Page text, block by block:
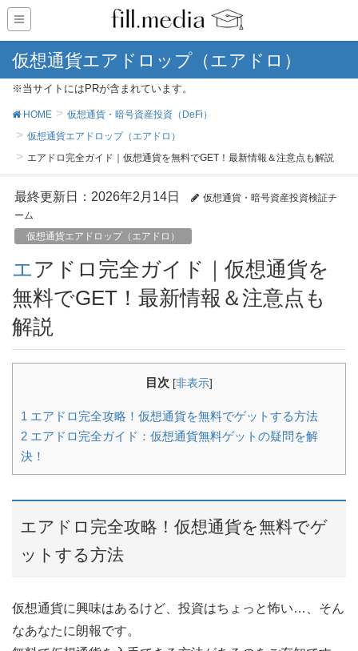
仮想通貨エアドロップ（エアドロ）
※当サイトにはPRが含まれています。
HOME
仮想通貨・暗号資産投資（DeFi）
仮想通貨エアドロップ（エアドロ）
エアドロ完全ガイド｜仮想通貨を無料でGET！最新情報＆注意点も解説
最終更新日：2026年2月14日
仮想通貨・暗号資産投資検証チ
ーム
仮想通貨エアドロップ（エアドロ）
エアドロ完全ガイド｜仮想通貨を
無料でGET！最新情報＆注意点も
解説
目次 [非表示]
1 エアドロ完全攻略！仮想通貨を無料でゲットする方法
2 エアドロ完全ガイド：仮想通貨無料ゲットの疑問を解
決！
エアドロ完全攻略！仮想通貨を無料でゲ
ットする方法
仮想通貨に興味はあるけど、投資はちょっと怖い…、そん
なあなたに朗報です。